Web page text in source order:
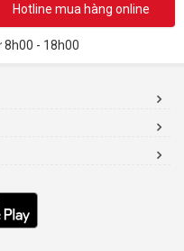
Hotline mua hàng online
8h00 - 18h00